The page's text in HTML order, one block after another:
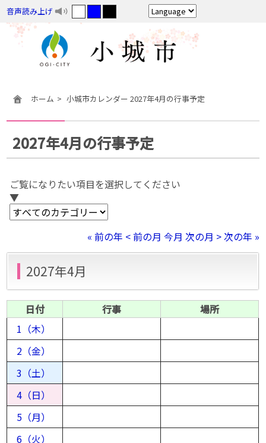
音声読み上げ
ホーム 小城市カレンダー 2027年4月の行事予定
2027年4月の行事予定
ご覧になりたい項目を選択してください
▼
« 前の年 < 前の月 今月 次の月 >次の年 »
2027年4月
1（木）
2（金）
3（土）
4（日）
5（月）
6（火）
日付 行事 場所